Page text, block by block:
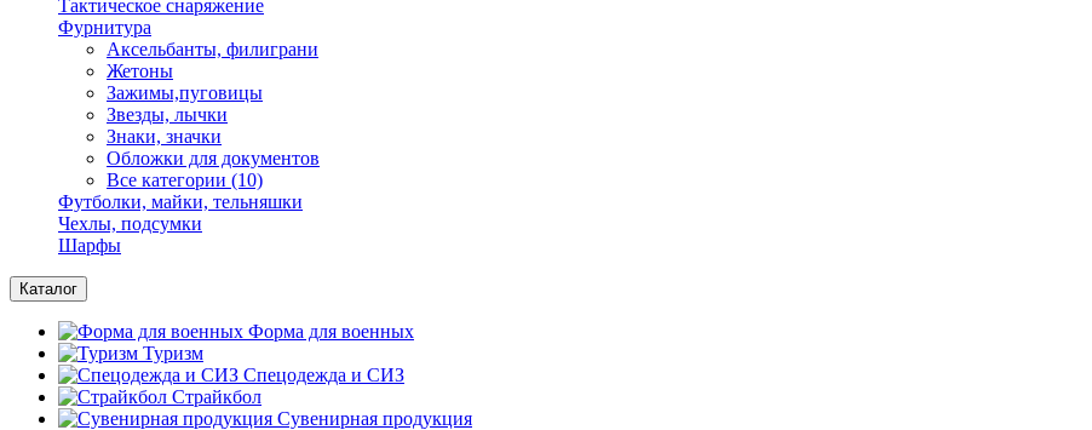
Тактическое снаряжение
Фурнитура
Аксельбанты, филиграни
Жетоны
Зажимы,пуговицы
Звезды, лычки
Знаки, значки
Обложки для документов
Все категории (10)
Футболки, майки, тельняшки
Чехлы, подсумки
Шарфы
Каталог
Форма для военных
Туризм
Спецодежда и СИЗ
Страйкбол
Сувенирная продукция